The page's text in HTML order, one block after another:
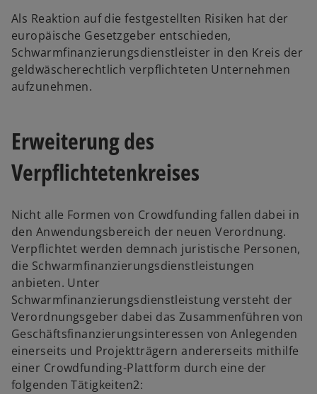
Als Reaktion auf die festgestellten Risiken hat der
europäische Gesetzgeber entschieden,
Schwarmfinanzierungsdienstleister in den Kreis der
geldwäscherechtlich verpflichteten Unternehmen
aufzunehmen.
Erweiterung des
Verpflichtetenkreises
Nicht alle Formen von Crowdfunding fallen dabei in
den Anwendungsbereich der neuen Verordnung.
Verpflichtet werden demnach juristische Personen,
die Schwarmfinanzierungsdienstleistungen
anbieten. Unter
Schwarmfinanzierungsdienstleistung versteht der
Verordnungsgeber dabei das Zusammenführen von
Geschäftsfinanzierungsinteressen von Anlegenden
einerseits und Projektträgern andererseits mithilfe
einer Crowdfunding-Plattform durch eine der
folgenden Tätigkeiten2: